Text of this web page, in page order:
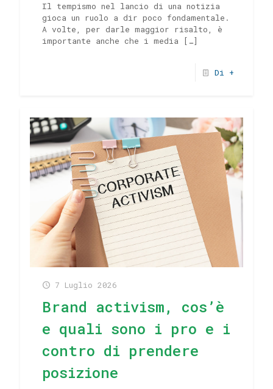
Il tempismo nel lancio di una notizia
gioca un ruolo a dir poco fondamentale.
A volte, per darle maggior risalto, è
importante anche che i media […]
Di +
7 Luglio 2026
Brand activism, cos’è
e quali sono i pro e i
contro di prendere
posizione